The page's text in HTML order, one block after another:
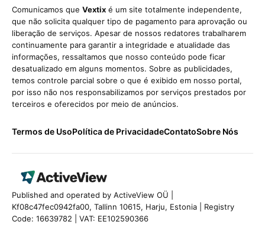
Comunicamos que Vextix é um site totalmente independente,
que não solicita qualquer tipo de pagamento para aprovação ou
liberação de serviços. Apesar de nossos redatores trabalharem
continuamente para garantir a integridade e atualidade das
informações, ressaltamos que nosso conteúdo pode ficar
desatualizado em alguns momentos. Sobre as publicidades,
temos controle parcial sobre o que é exibido em nosso portal,
por isso não nos responsabilizamos por serviços prestados por
terceiros e oferecidos por meio de anúncios.
Termos de UsoPolítica de PrivacidadeContatoSobre Nós
Published and operated by ActiveView OÜ |
Kf08c47fec0942fa00, Tallinn 10615, Harju, Estonia | Registry
Code: 16639782 | VAT: EE102590366